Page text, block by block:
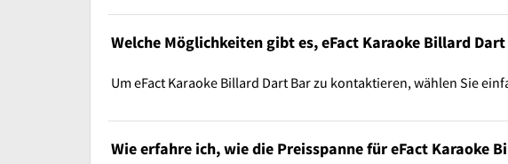
Welche Möglichkeiten gibt es, eFact Karaoke Billard
Um eFact Karaoke Billard Dart Bar zu kontaktieren, wählen Sie
Wie erfahre ich, wie die Preisspanne für eFact Karaoke